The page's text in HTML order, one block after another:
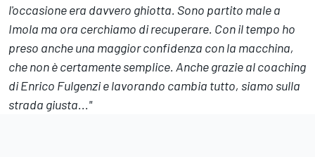
l'occasione era davvero ghiotta. Sono partito male a
Imola ma ora cerchiamo di recuperare. Con il tempo ho
preso anche una maggior confidenza con la macchina,
che non è certamente semplice. Anche grazie al coaching
di Enrico Fulgenzi e lavorando cambia tutto, siamo sulla
strada giusta..."